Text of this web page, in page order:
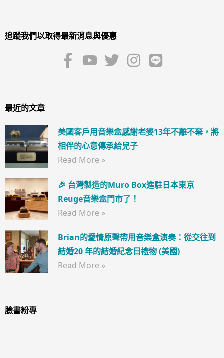
追蹤我們以取得最新消息與優惠
最近的文章
美國客戶用音樂盒感謝老婆13年不離不棄，將
相伴的心意傳承給兒子
Read More »
🎉 台灣製造的Muro Box進駐日本東京
Reuge音樂盒門市了！
Read More »
Brian的愛情原聲帶用音樂盒演奏：從交往到
結婚20 年的結婚紀念日禮物 (美國)
Read More »
臉書粉專